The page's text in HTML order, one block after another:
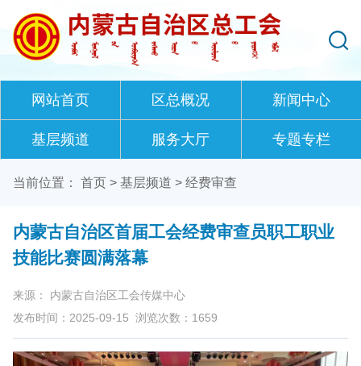
网站首页 区总概况 新闻中心
基层频道 服务大厅 专题专栏
当前位置： 首页 > 基层频道 > 经费审查
内蒙古自治区首届工会经费审查员职工职业
技能比赛圆满落幕
来源： 内蒙古自治区工会传媒中心
发布时间：2025-09-15 浏览次数： 1659